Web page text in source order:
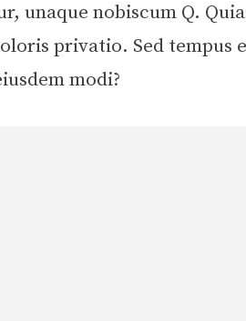
unaque nobiscum Q.
privatio. Sed tempus
modi?